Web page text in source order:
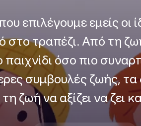
επιλέγουμε εμείς οι
στο τραπέζι. Από τη
όσο πιο
συμβουλές ζωής,
τη ζωή να αξίζει να ζει